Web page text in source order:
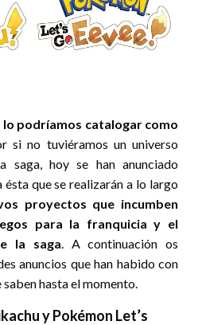
lo podríamos catalogar como
si no tuviéramos un universo
saga, hoy se han anunciado
que se realizarán a lo largo
proyectos que incumben
para la franquicia y el
la saga . A continuación os
anuncios que han habido con
hasta el momento.
y Pokémon Let’s